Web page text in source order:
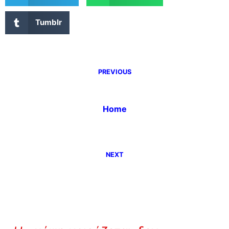
Tumblr
PREVIOUS
Home
NEXT